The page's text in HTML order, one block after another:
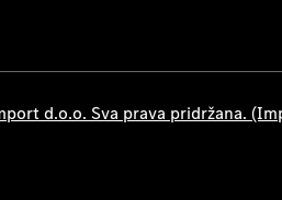
d.o.o. Sva prava pridržana.